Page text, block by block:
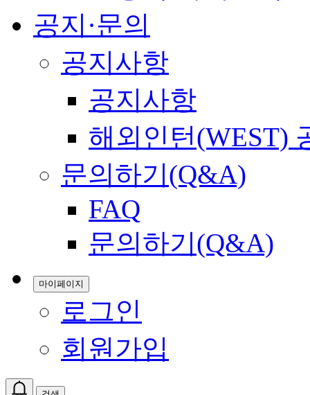
공지·문의
공지사항
공지사항
해외인턴(WEST)
문의하기(Q&A)
FAQ
문의하기(Q&A)
마이페이지
로그인
회원가입